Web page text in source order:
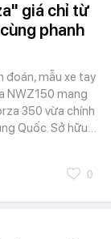
giá chỉ từ
phanh
đoán, mẫu xe tay
NWZ150 mang
350 vừa chính
Quốc. Sở hữu…
0